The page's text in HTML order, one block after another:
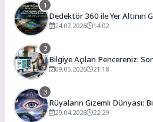
1
Dedektör 360 ile Yer Altının
24.07.2026 14:02
2
Bilgiye Açılan Pencereniz:
Keşfedin
09.05.2026 21:18
3
Rüyaların Gizemli Dünyası:
Aralamak
29.04.2026 22:29